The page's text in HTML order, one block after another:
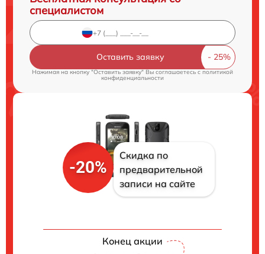
специалистом
Оставить заявку
Нажимая на кнопку "Оставить заявку" Вы соглашаетесь c политикой
конфиденциальности
-20%
Скидка по
предварительной
записи на сайте
Конец акции